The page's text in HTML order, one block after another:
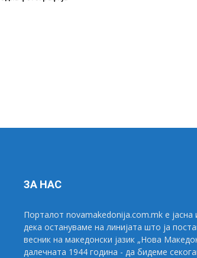
ЗА НАС
Порталот novamakedonija.com.mk е јасна
дека остануваме на линијата што ја
весник на македонски јазик „Нова
далечната 1944 година - да бидеме